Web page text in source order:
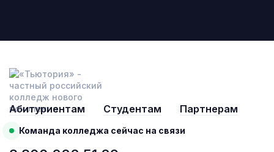
Абитуриентам Студентам Партнерам
Команда колледжа сейчас на связи